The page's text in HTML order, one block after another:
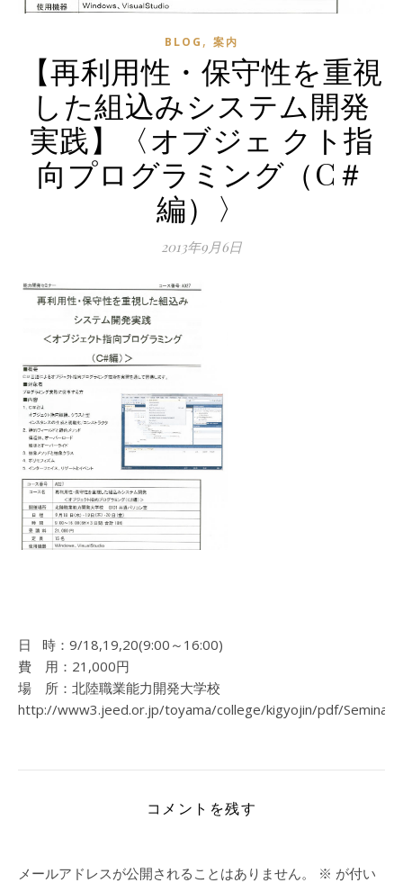
BLOG , 案内
【再利用性・保守性を重視
した組込みシステム開発
実践】〈オブジェ クト指
向プログラミング（C＃
編）〉
2013年9月6日
日 時：9/18,19,20(9:00～16:00)
費 用：21,000円
場 所：北陸職業能力開発大学校
http://www3.jeed.or.jp/toyama/college/kigyojin/pdf/Seminar/
コメントを残す
メールアドレスが公開されることはありません。 ※ が付い